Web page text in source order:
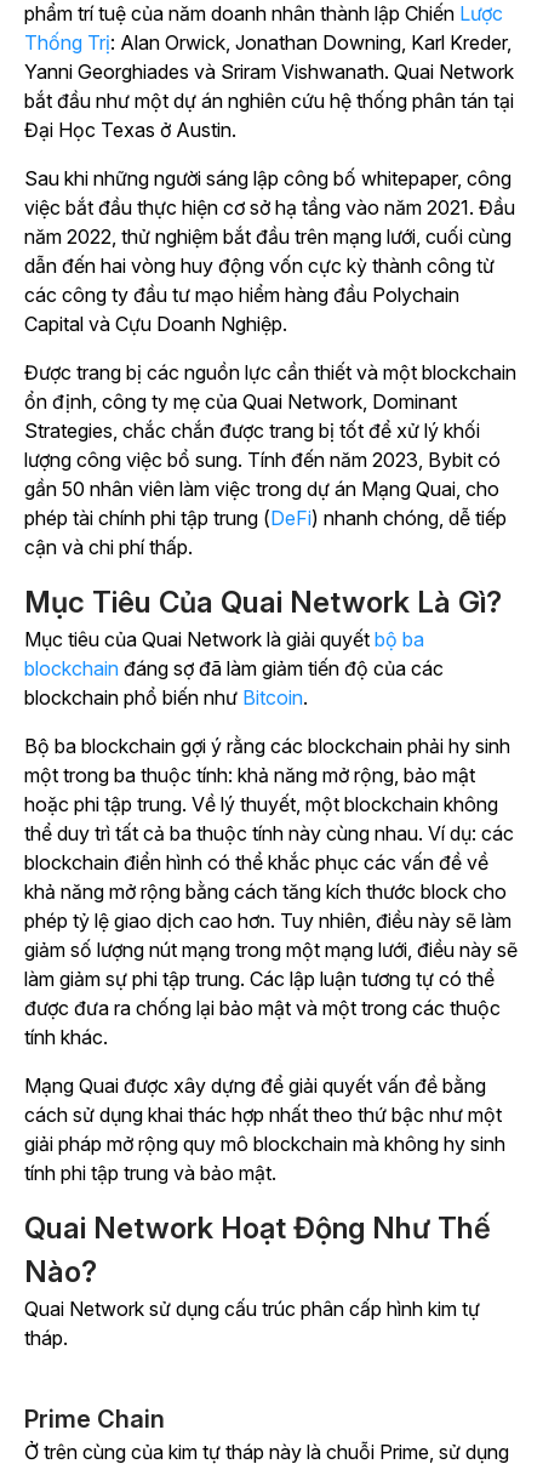
phẩm trí tuệ của năm doanh nhân thành lập Chiến Lược
Thống Trị: Alan Orwick, Jonathan Downing, Karl Kreder,
Yanni Georghiades và Sriram Vishwanath. Quai Network
bắt đầu như một dự án nghiên cứu hệ thống phân tán tại
Đại Học Texas ở Austin.
Sau khi những người sáng lập công bố whitepaper, công
việc bắt đầu thực hiện cơ sở hạ tầng vào năm 2021. Đầu
năm 2022, thử nghiệm bắt đầu trên mạng lưới, cuối cùng
dẫn đến hai vòng huy động vốn cực kỳ thành công từ
các công ty đầu tư mạo hiểm hàng đầu Polychain
Capital và Cựu Doanh Nghiệp.
Được trang bị các nguồn lực cần thiết và một blockchain
ổn định, công ty mẹ của Quai Network, Dominant
Strategies, chắc chắn được trang bị tốt để xử lý khối
lượng công việc bổ sung. Tính đến năm 2023, Bybit có
gần 50 nhân viên làm việc trong dự án Mạng Quai, cho
phép tài chính phi tập trung (DeFi) nhanh chóng, dễ tiếp
cận và chi phí thấp.
Mục Tiêu Của Quai Network Là Gì?
Mục tiêu của Quai Network là giải quyết bộ ba
blockchain đáng sợ đã làm giảm tiến độ của các
blockchain phổ biến như Bitcoin.
Bộ ba blockchain gợi ý rằng các blockchain phải hy sinh
một trong ba thuộc tính: khả năng mở rộng, bảo mật
hoặc phi tập trung. Về lý thuyết, một blockchain không
thể duy trì tất cả ba thuộc tính này cùng nhau. Ví dụ: các
blockchain điển hình có thể khắc phục các vấn đề về
khả năng mở rộng bằng cách tăng kích thước block cho
phép tỷ lệ giao dịch cao hơn. Tuy nhiên, điều này sẽ làm
giảm số lượng nút mạng trong một mạng lưới, điều này sẽ
làm giảm sự phi tập trung. Các lập luận tương tự có thể
được đưa ra chống lại bảo mật và một trong các thuộc
tính khác.
Mạng Quai được xây dựng để giải quyết vấn đề bằng
cách sử dụng khai thác hợp nhất theo thứ bậc như một
giải pháp mở rộng quy mô blockchain mà không hy sinh
tính phi tập trung và bảo mật.
Quai Network Hoạt Động Như Thế
Nào?
Quai Network sử dụng cấu trúc phân cấp hình kim tự
tháp.
Prime Chain
Ở trên cùng của kim tự tháp này là chuỗi Prime, sử dụng